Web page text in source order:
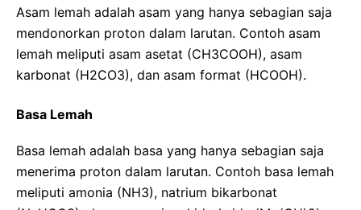
Asam lemah adalah asam yang hanya sebagian saja
mendonorkan proton dalam larutan. Contoh asam
lemah meliputi asam asetat (CH3COOH), asam
karbonat (H2CO3), dan asam format (HCOOH).
Basa Lemah
Basa lemah adalah basa yang hanya sebagian saja
menerima proton dalam larutan. Contoh basa lemah
meliputi amonia (NH3), natrium bikarbonat